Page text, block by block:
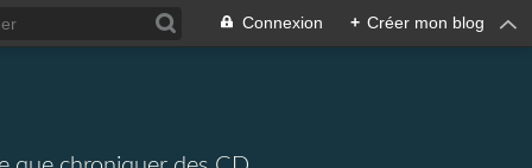
Connexion + Créer mon blog